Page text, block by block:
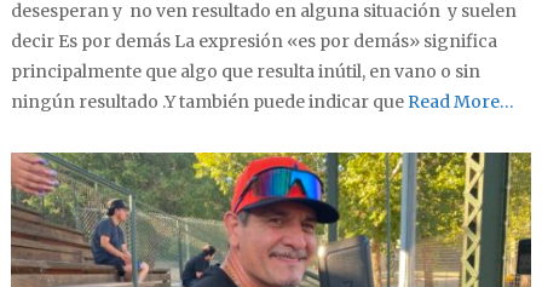
desesperan y no ven resultado en alguna situación y suelen
decir Es por demás La expresión «es por demás» significa
principalmente que algo que resulta inútil, en vano o sin
ningún resultado .Y también puede indicar queRead More…